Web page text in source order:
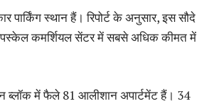
स्थान हैं। रिपोर्ट के अनुसार, इस सौदे
कमर्शियल सेंटर में सबसे अधिक कीमत में
ब्लॉक में फैले 81 आलीशान अपार्टमेंट हैं। 34